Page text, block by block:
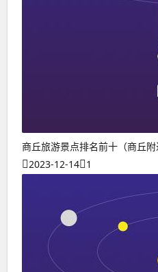
商丘旅游景点排名前十（商丘附
2023-12-14 1